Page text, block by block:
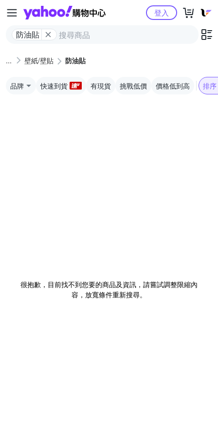
Yahoo購物中心
防油貼
登入
壁紙/壁貼 防油貼
品牌 快速到貨 有現貨 挑戰低價 價格低到高 排序
很抱歉，目前找不到您要的商品及資訊，請嘗試調整限縮內
容，放寬條件重新搜尋。